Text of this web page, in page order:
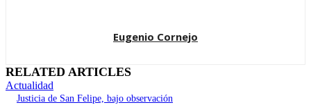
Eugenio Cornejo
RELATED ARTICLES
Actualidad
Justicia de San Felipe, bajo observación